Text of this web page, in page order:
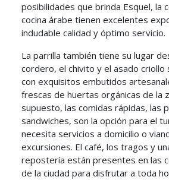
posibilidades que brinda Esquel, la
cocina árabe tienen excelentes
indudable calidad y óptimo servicio.
La parrilla también tiene su lugar
cordero, el chivito y el asado criollo
con exquisitos embutidos
frescas de huertas orgánicas de la
supuesto, las comidas rápidas, las
sandwiches, son la opción para el
necesita servicios a domicilio o
excursiones. El café, los tragos y
repostería están presentes en las
de la ciudad para disfrutar a toda